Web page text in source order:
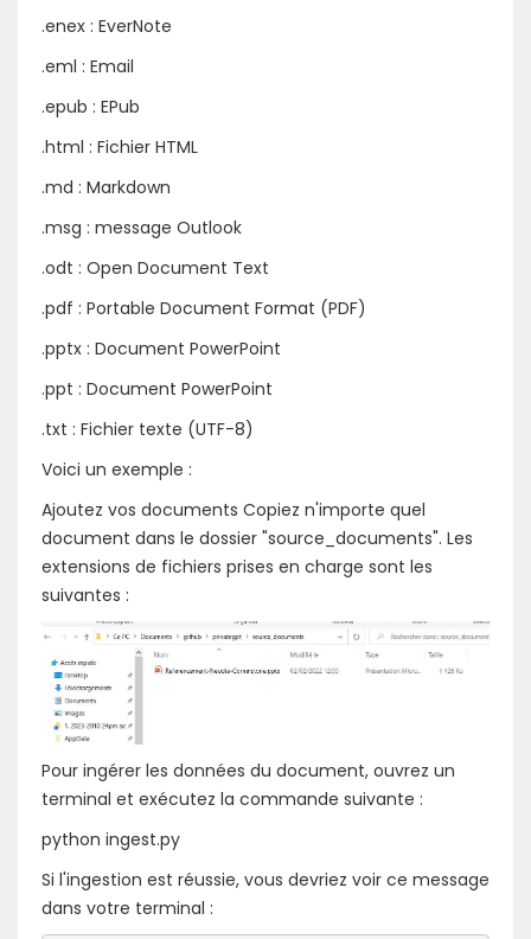
.enex : EverNote
.eml : Email
.epub : EPub
.html : Fichier HTML
.md : Markdown
.msg : message Outlook
.odt : Open Document Text
.pdf : Portable Document Format (PDF)
.pptx : Document PowerPoint
.ppt : Document PowerPoint
.txt : Fichier texte (UTF-8)
Voici un exemple :
Ajoutez vos documents Copiez n'importe quel
document dans le dossier "source_documents". Les
extensions de fichiers prises en charge sont les
suivantes :
Pour ingérer les données du document, ouvrez un
terminal et exécutez la commande suivante :
python ingest.py
Si l'ingestion est réussie, vous devriez voir ce message
dans votre terminal :